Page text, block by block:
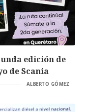
edición de
de Scania
ALBERTO GÓMEZ